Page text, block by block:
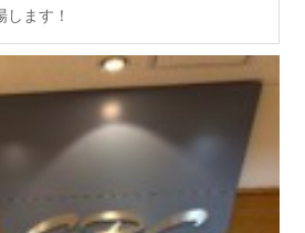
ます！